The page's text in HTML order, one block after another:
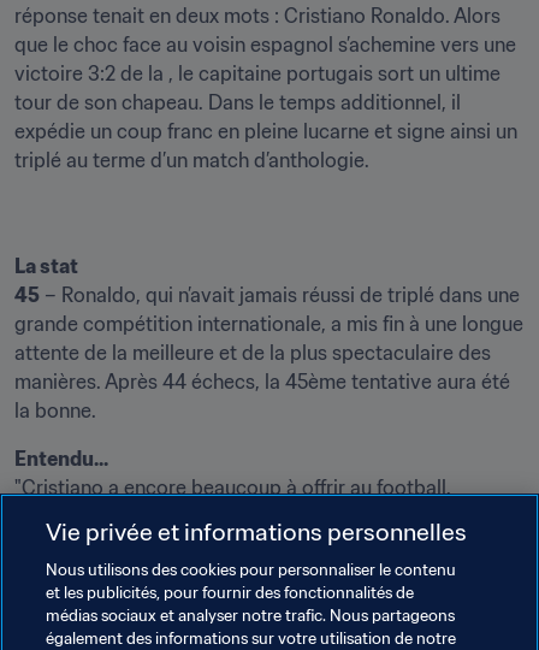
réponse tenait en deux mots : Cristiano Ronaldo. Alors
que le choc face au voisin espagnol s’achemine vers une
victoire 3:2 de la , le capitaine portugais sort un ultime
tour de son chapeau. Dans le temps additionnel, il
expédie un coup franc en pleine lucarne et signe ainsi un
triplé au terme d’un match d’anthologie.
La stat
45 – Ronaldo, qui n’avait jamais réussi de triplé dans une
grande compétition internationale, a mis fin à une longue
attente de la meilleure et de la plus spectaculaire des
manières. Après 44 échecs, la 45ème tentative aura été
la bonne.
Entendu...
"Cristiano a encore beaucoup à offrir au football.
à progresser. Il y a beaucoup de jeunes prometteurs
dans cette équipe et nous avons tous très envie de le
garder avec nous" - Fernando Santos, sélectionneur du
Portugal
Vie privée et informations personnelles
Nous utilisons des cookies pour personnaliser le contenu
et les publicités, pour fournir des fonctionnalités de
médias sociaux et analyser notre trafic. Nous partageons
également des informations sur votre utilisation de notre